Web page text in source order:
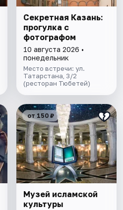
Секретная Казань:
прогулка с
фотографом
10 августа 2026 •
понедельник
Место встречи: ул.
Татарстана, 3/2
(ресторан Тюбетей)
от 150 ₽
Музей исламской
культуры